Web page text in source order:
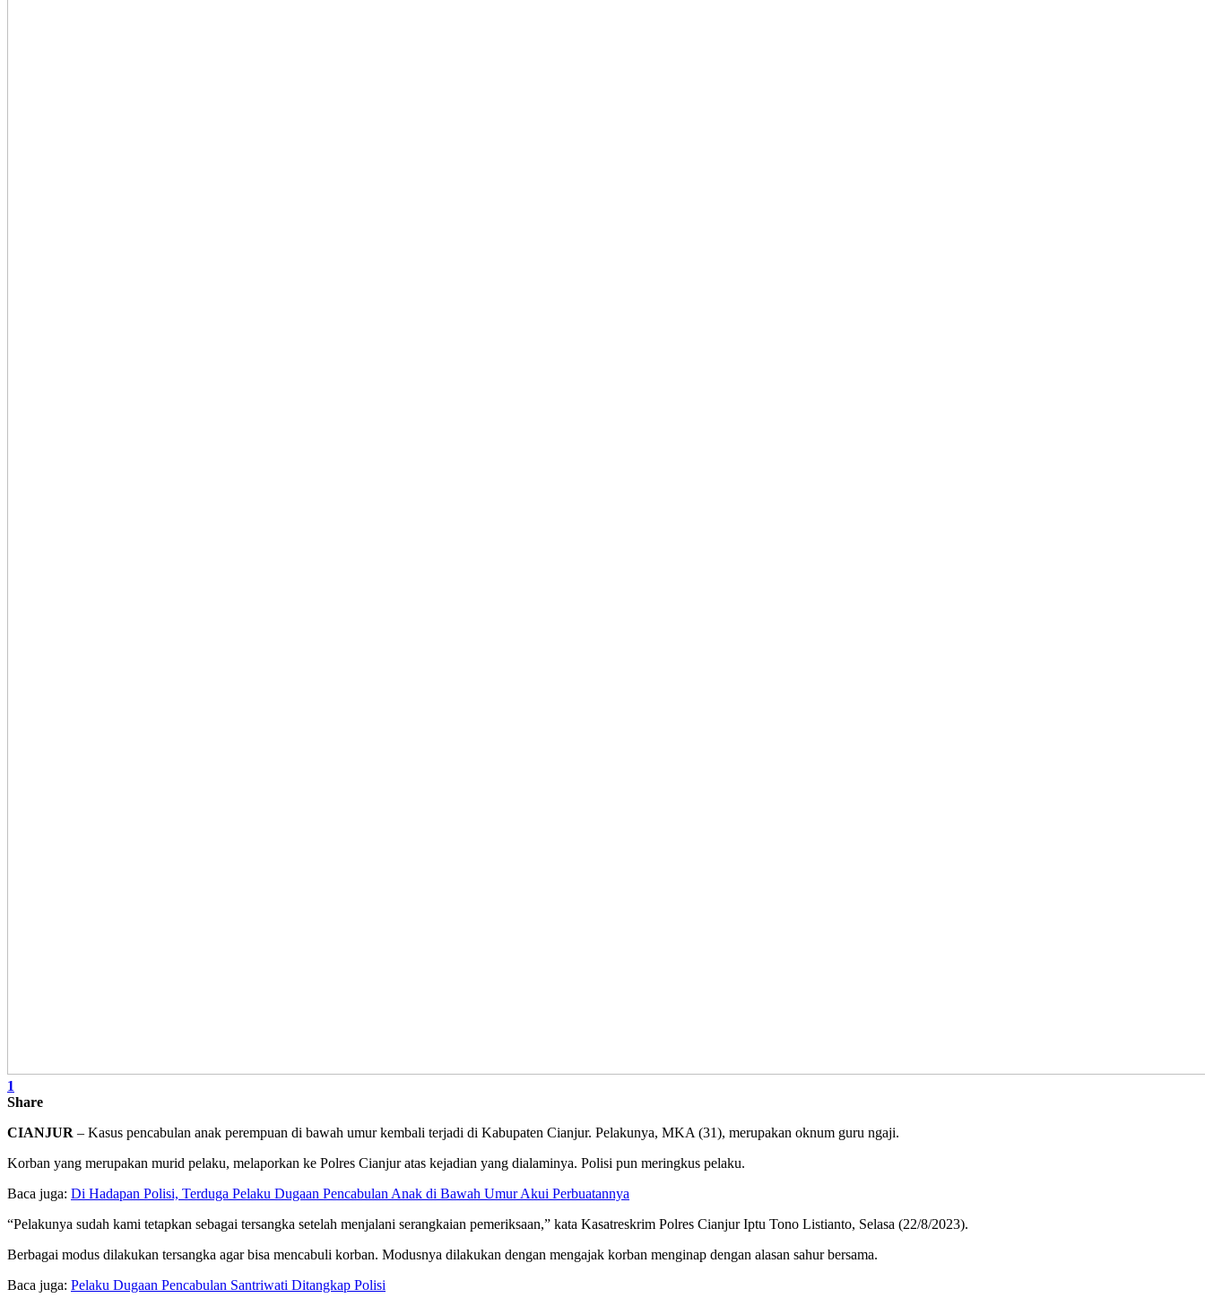
1
Share
CIANJUR – Kasus pencabulan anak perempuan di bawah umur kembali terjadi di Kabupaten Cianjur. Pelakunya, MKA (31), merupakan oknum guru ngaji.
Korban yang merupakan murid pelaku, melaporkan ke Polres Cianjur atas kejadian yang dialaminya. Polisi pun meringkus pelaku.
Baca juga: Di Hadapan Polisi, Terduga Pelaku Dugaan Pencabulan Anak di Bawah Umur Akui Perbuatannya
“Pelakunya sudah kami tetapkan sebagai tersangka setelah menjalani serangkaian pemeriksaan,” kata Kasatreskrim Polres Cianjur Iptu Tono Listianto, Selasa (22/8/2023).
Berbagai modus dilakukan tersangka agar bisa mencabuli korban. Modusnya dilakukan dengan mengajak korban menginap dengan alasan sahur bersama.
Baca juga: Pelaku Dugaan Pencabulan Santriwati Ditangkap Polisi